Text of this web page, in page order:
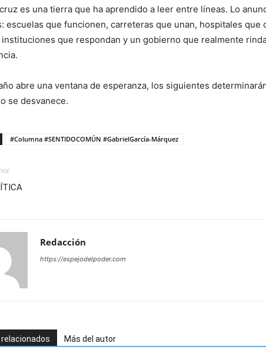
es una tierra que ha aprendido a leer entre líneas. Lo
escuelas que funcionen, carreteras que unan, hospitales que
que respondan y un gobierno que realmente
abre una ventana de esperanza, los siguientes
se desvanece.
#Columna #SENTIDOCOMÚN #GabrielGarcía-Márquez
Redacción
https://espejodelpoder.com
Más del autor